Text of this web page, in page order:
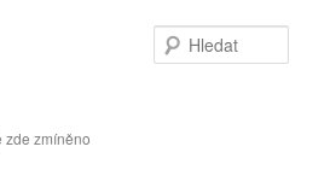
zde zmíněno